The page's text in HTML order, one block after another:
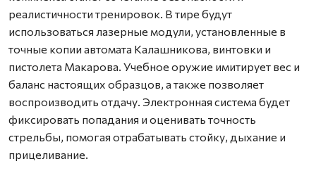
реалистичности тренировок. В тире будут
использоваться лазерные модули, установленные в
точные копии автомата Калашникова, винтовки и
пистолета Макарова. Учебное оружие имитирует вес и
баланс настоящих образцов, а также позволяет
воспроизводить отдачу. Электронная система будет
фиксировать попадания и оценивать точность
стрельбы, помогая отрабатывать стойку, дыхание и
прицеливание.